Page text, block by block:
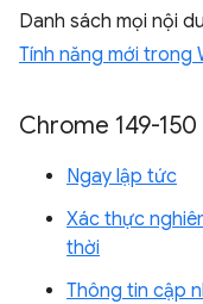
Danh sách mọi nội
Tính năng mới trong
Chrome 149-150
Ngay lập tức
Xác thực
thời
Thông tin cập